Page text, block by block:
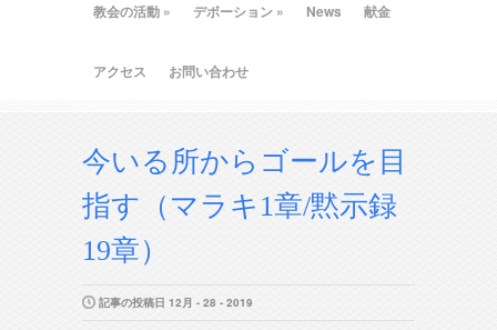
教会の活動 » デボーション » News 献金
アクセス お問い合わせ
今いる所からゴールを目
指す（マラキ1章/黙示録
19章）
記事の投稿日 12月 - 28 - 2019